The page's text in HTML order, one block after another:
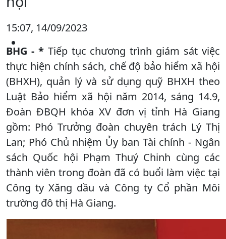
15:07, 14/09/2023
BHG - * Tiếp tục chương trình giám sát việc
thực hiện chính sách, chế độ bảo hiểm xã hội
(BHXH), quản lý và sử dụng quỹ BHXH theo
Luật Bảo hiểm xã hội năm 2014, sáng 14.9,
Đoàn ĐBQH khóa XV đơn vị tỉnh Hà Giang
gồm: Phó Trưởng đoàn chuyên trách Lý Thị
Lan; Phó Chủ nhiệm Ủy ban Tài chính - Ngân
sách Quốc hội Phạm Thuý Chinh cùng các
thành viên trong đoàn đã có buổi làm việc tại
Công ty Xăng dầu và Công ty Cổ phần Môi
trường đô thị Hà Giang.